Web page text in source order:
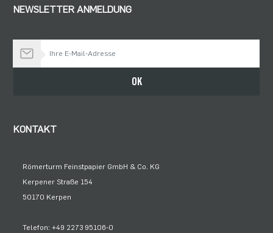
NEWSLETTER ANMELDUNG
OK
KONTAKT
Römerturm Feinstpapier GmbH & Co. KG
Kerpener Straße 154
50170 Kerpen
Telefon: +49 2273 95106-0